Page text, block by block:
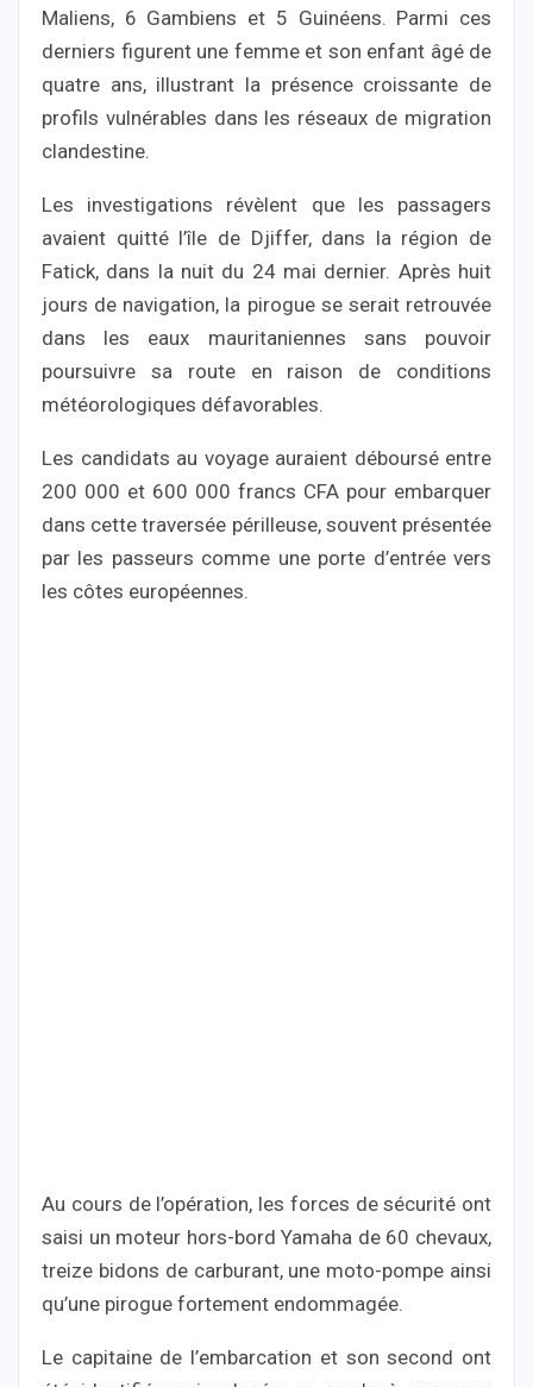
Maliens, 6 Gambiens et 5 Guinéens. Parmi ces
derniers figurent une femme et son enfant âgé de
quatre ans, illustrant la présence croissante de
profils vulnérables dans les réseaux de migration
clandestine.
Les investigations révèlent que les passagers
avaient quitté l’île de Djiffer, dans la région de
Fatick, dans la nuit du 24 mai dernier. Après huit
jours de navigation, la pirogue se serait retrouvée
dans les eaux mauritaniennes sans pouvoir
poursuivre sa route en raison de conditions
météorologiques défavorables.
Les candidats au voyage auraient déboursé entre
200 000 et 600 000 francs CFA pour embarquer
dans cette traversée périlleuse, souvent présentée
par les passeurs comme une porte d’entrée vers
les côtes européennes.
Au cours de l’opération, les forces de sécurité ont
saisi un moteur hors-bord Yamaha de 60 chevaux,
treize bidons de carburant, une moto-pompe ainsi
qu’une pirogue fortement endommagée.
Le capitaine de l’embarcation et son second ont